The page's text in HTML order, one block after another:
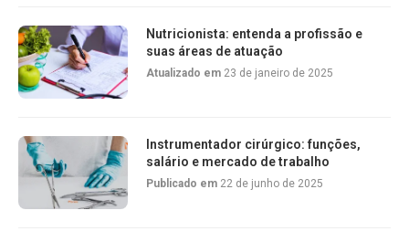
Nutricionista: entenda a profissão e
suas áreas de atuação
Atualizado em 23 de janeiro de 2025
Instrumentador cirúrgico: funções,
salário e mercado de trabalho
Publicado em 22 de junho de 2025